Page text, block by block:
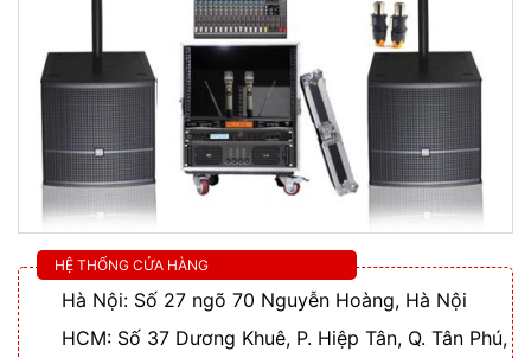
HỆ THỐNG CỬA HÀNG
Hà Nội: Số 27 ngõ 70 Nguyễn Hoàng, Hà Nội
HCM: Số 37 Dương Khuê, P. Hiệp Tân, Q. Tân Phú,